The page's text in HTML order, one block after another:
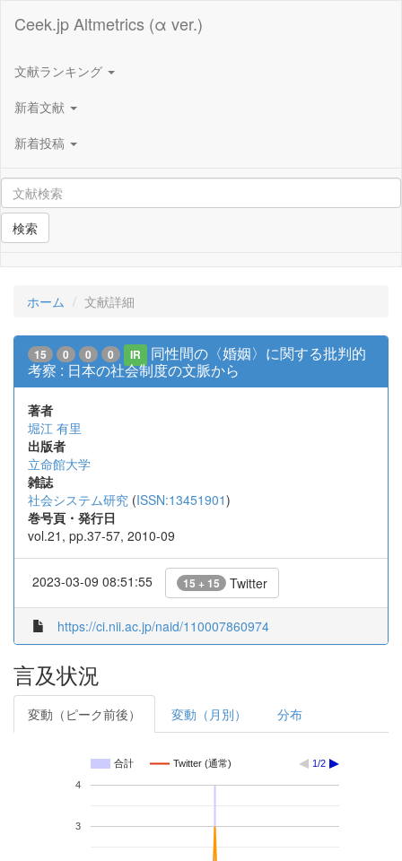
Ceek.jp Altmetrics (α ver.)
文献ランキング
新着文献
新着投稿
検索
ホーム 文献詳細
15 0 0 0 IR
同性間の〈婚姻〉に関する批判的
考察 : 日本の社会制度の文脈から
著者
堀江 有里
出版者
立命館大学
雑誌
社会システム研究 (ISSN:13451901)
巻号頁・発行日
vol.21, pp.37-57, 2010-09
2023-03-09 08:51:55 15 + 15 Twitter
https://ci.nii.ac.jp/naid/110007860974
言及状況
変動（ピーク前後） 変動（月別） 分布
合計 Twitter (通常) 1/2
3
4